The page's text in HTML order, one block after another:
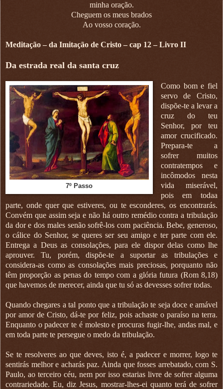
minha oração.
Cheguem os meus brados
Ao vosso coração.
Meditação – da Imitação de Cristo – cap 12 – Livro II
Da estrada real da santa cruz
7º Passo
Como bom e fiel
servo de Cristo,
dispõe-te a levar a
cruz do teu
Senhor, por teu
amor crucificado.
Prepara-te a
sofrer muitos
contratempos e
incômodos nesta
vida miserável,
pois em todaa
parte, onde quer que estiveres, ou te esconderes, os encontrarás.
Convém que assim seja e não há outro remédio contra a tribulação
da dor e dos males senão sofrê-los com paciência. Bebe, generoso,
o cálice do Senhor, se queres ser seu amigo e ter parte com ele.
Entrega a Deus as consolações, para ele dispor delas como lhe
aprouver. Tu, porém, dispõe-te a suportar as tribulações e
considera-as como as consolações mais preciosas, porquanto não
têm proporção as penas do tempo com a glória futura (Rom 8,18)
que havemos de merecer, ainda que tu só as devesses sofrer todas.
Quando chegares a tal ponto que a tribulação te seja doce e amável
por amor de Cristo, dá-te por feliz, pois achaste o paraíso na terra.
Enquanto o padecer te é molesto e procuras fugir-lhe, andas mal, e
em toda parte te persegue o medo da tribulação.
Se te resolveres ao que deves, isto é, a padecer e morrer, logo te
sentirás melhor e acharás paz. Ainda que fosses arrebatado, com S.
Paulo, ao terceiro céu, nem por isso estarias livre de sofrer alguma
contrariedade. Eu, diz Jesus, mostrar-lhes-ei quanto terá de sofrer